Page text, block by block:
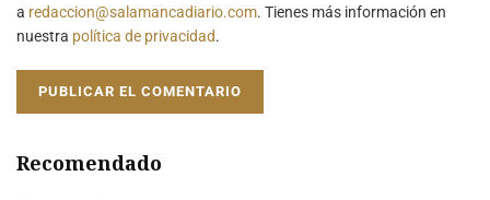
a redaccion@salamancadiario.com. Tienes más información en
nuestra política de privacidad.
Recomendado